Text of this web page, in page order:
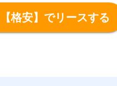
【格安】でリースする